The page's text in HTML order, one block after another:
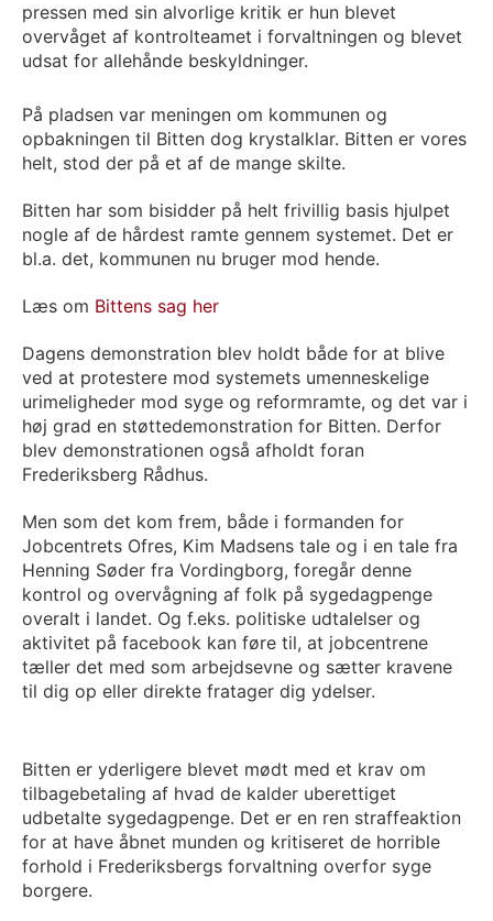
pressen med sin alvorlige kritik er hun blevet
overvåget af kontrolteamet i forvaltningen og blevet
udsat for allehånde beskyldninger.
På pladsen var meningen om kommunen og
opbakningen til Bitten dog krystalklar. Bitten er vores
helt, stod der på et af de mange skilte.
Bitten har som bisidder på helt frivillig basis hjulpet
nogle af de hårdest ramte gennem systemet. Det er
bl.a. det, kommunen nu bruger mod hende.
Læs om Bittens sag her
Dagens demonstration blev holdt både for at blive
ved at protestere mod systemets umenneskelige
urimeligheder mod syge og reformramte, og det var i
høj grad en støttedemonstration for Bitten. Derfor
blev demonstrationen også afholdt foran
Frederiksberg Rådhus.
Men som det kom frem, både i formanden for
Jobcentrets Ofres, Kim Madsens tale og i en tale fra
Henning Søder fra Vordingborg, foregår denne
kontrol og overvågning af folk på sygedagpenge
overalt i landet. Og f.eks. politiske udtalelser og
aktivitet på facebook kan føre til, at jobcentrene
tæller det med som arbejdsevne og sætter kravene
til dig op eller direkte fratager dig ydelser.
Bitten er yderligere blevet mødt med et krav om
tilbagebetaling af hvad de kalder uberettiget
udbetalte sygedagpenge. Det er en ren straffeaktion
for at have åbnet munden og kritiseret de horrible
forhold i Frederiksbergs forvaltning overfor syge
borgere.